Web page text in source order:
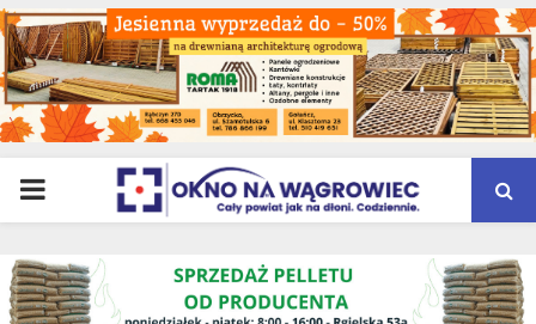
PRIMARY
MENU